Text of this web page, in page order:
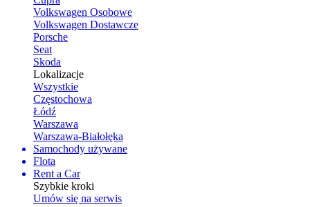
Volkswagen Osobowe
Volkswagen Dostawcze
Porsche
Seat
Skoda
Lokalizacje
Wszystkie
Częstochowa
Łódź
Warszawa
Warszawa-Białołęka
Samochody używane
Flota
Rent a Car
Szybkie kroki
Umów się na serwis